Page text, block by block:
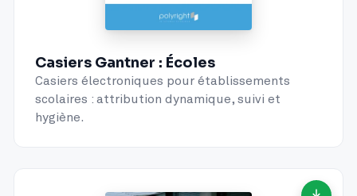
Casiers Gantner : Écoles
Casiers électroniques pour établissements
scolaires : attribution dynamique, suivi et
hygiène.